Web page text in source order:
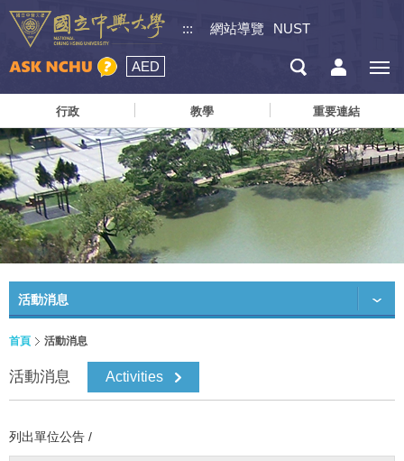
::: 網站導覽 NUST
AED
行政 教學 重要連結
活動消息
首頁 活動消息
活動消息 Activities
列出單位公告 /